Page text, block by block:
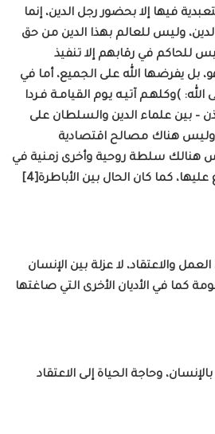
فيها إلا بحضور رجل الدين، إنما
وليس للعالم بهذا الدين من حق
للحاكم في رقابهم إلا تنفيذ
بل يفرضها الله على الجميع، أما في
)وكلهـم آتيـه يـوم القيامـة فـردا
– بين علماء الدين والسلطان على
وليس هناك مصالح اقتصادية
هنالك سلطة روحية وأخرى زمنية في
الإسلام، فلا مجال للصراع عليها، كما كان الحال بين الأباطرة[4]
والاعتقاد، لا عزلة بين الإنسان
كما في الأديان الأخرى التي صاغتها
وحاجة الحياة إلى الاعتقاد